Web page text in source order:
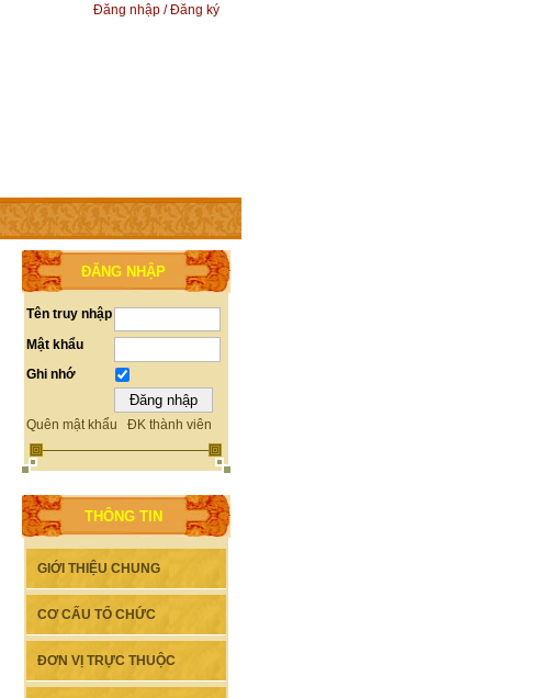
Đăng nhập / Đăng ký
ĐĂNG NHẬP
Tên truy nhập
Mật khẩu
Ghi nhớ
Quên mật khẩu ĐK thành viên
THÔNG TIN
GIỚI THIỆU CHUNG
CƠ CẤU TỔ CHỨC
ĐƠN VỊ TRỰC THUỘC